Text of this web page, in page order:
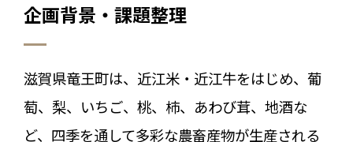
企画背景・課題整理
滋賀県竜王町は、近江米・近江牛をはじめ、葡
萄、梨、いちご、桃、柿、あわび茸、地酒な
ど、四季を通して多彩な農畜産物が生産される